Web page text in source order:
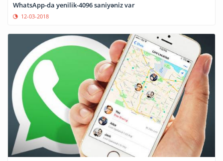
WhatsApp-da yenilik-4096 saniyəniz var
12-03-2018